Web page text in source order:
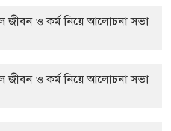
জীবন ও কর্ম নিয়ে আলোচনা সভা
জীবন ও কর্ম নিয়ে আলোচনা সভা